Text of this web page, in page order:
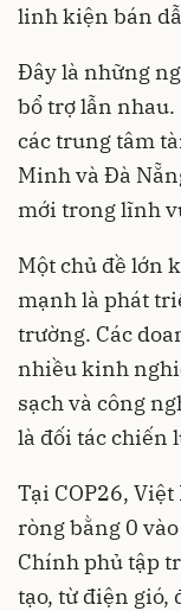
linh kiện bán
Đây là những
bổ trợ lẫn
các trung tâm
Minh và Đà
mới trong lĩnh
Một chủ đề lớn
mạnh là phát
trường. Các
nhiều kinh
sạch và công
là đối tác chiến
Tại COP26,
ròng bằng 0
Chính phủ tập
tạo, từ điện gió,